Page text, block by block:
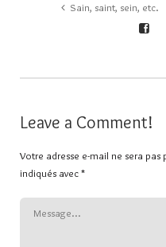
Sain, saint, sein, etc.
Leave a Comment!
Votre adresse e-mail ne sera pas
indiqués avec*